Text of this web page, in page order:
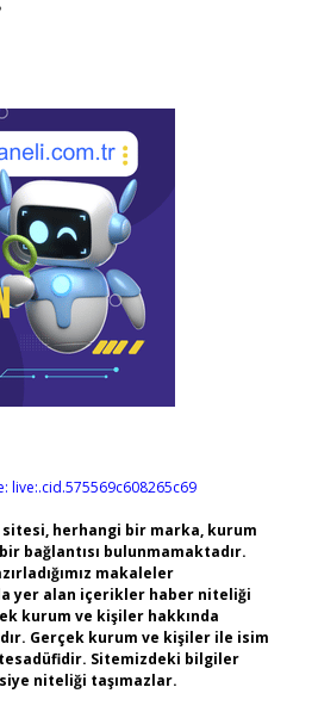
live:.cid.575569c608265c69
herhangi bir marka, kurum
bağlantısı bulunmamaktadır.
makaleler
yer alan içerikler haber niteliği
kurum ve kişiler hakkında
Gerçek kurum ve kişiler ile isim
Sitemizdeki bilgiler
niteliği taşımazlar.